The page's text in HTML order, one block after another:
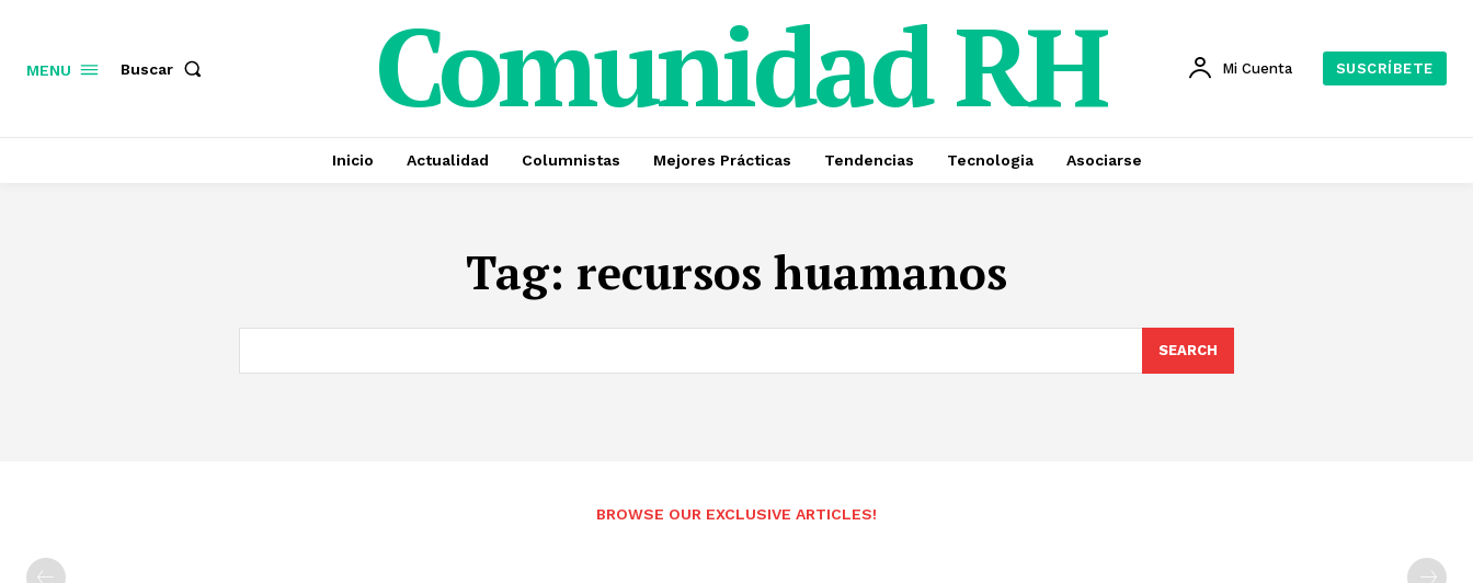
MENU Buscar Comunidad RH Mi Cuenta SUSCRÍBETE
Inicio Actualidad Columnistas Mejores Prácticas Tendencias Tecnologia Asociarse
Tag: recursos huamanos
SEARCH
BROWSE OUR EXCLUSIVE ARTICLES!